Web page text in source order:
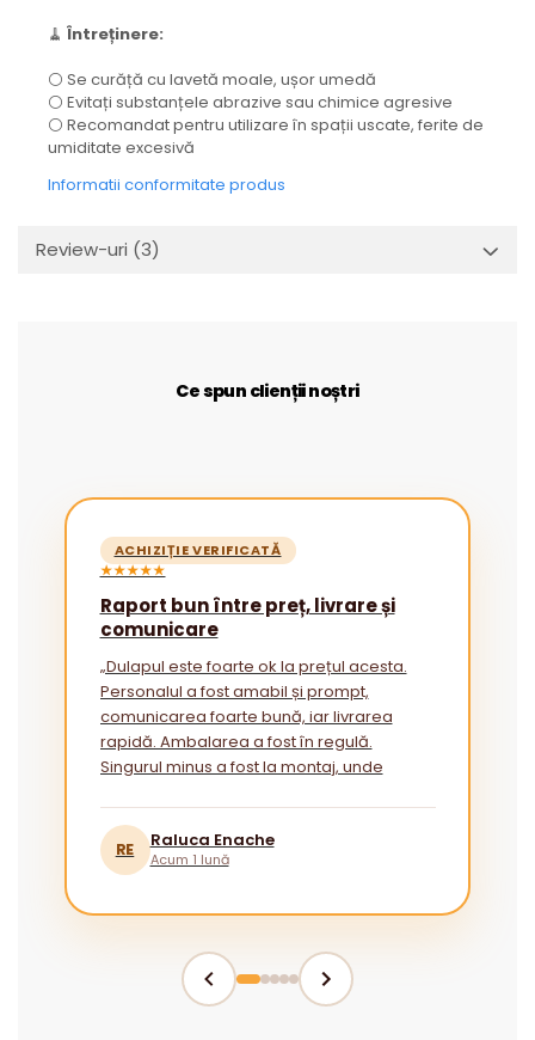
🧹 Întreținere:
⚪ Se curăță cu lavetă moale, ușor umedă
⚪ Evitați substanțele abrazive sau chimice agresive
⚪ Recomandat pentru utilizare în spații uscate, ferite de
umiditate excesivă
Informatii conformitate produs
Review-uri (3)
Ce spun clienții noștri
ACHIZIȚIE VERIFICATĂ
★★★★★
Raport bun între preț, livrare și
comunicare
„Dulapul este foarte ok la prețul acesta.
Personalul a fost amabil și prompt,
comunicarea foarte bună, iar livrarea
rapidă. Ambalarea a fost în regulă.
Singurul minus a fost la montaj, unde
RE
Raluca Enache
Acum 1 lună